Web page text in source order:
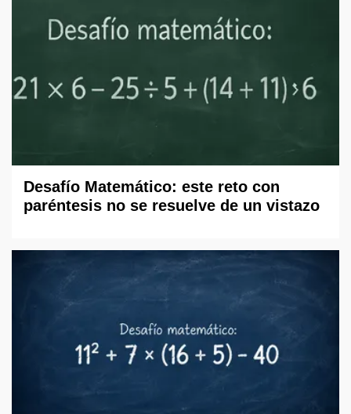
Desafío Matemático: este reto con
paréntesis no se resuelve de un vistazo